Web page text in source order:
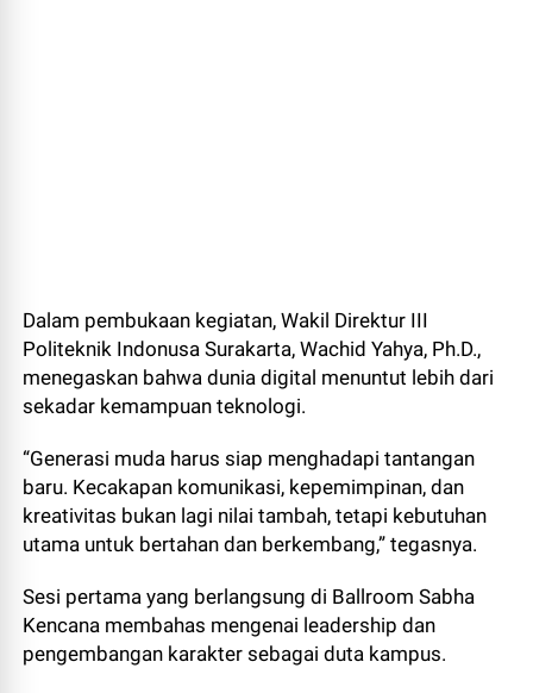
Dalam pembukaan kegiatan, Wakil Direktur III
Politeknik Indonusa Surakarta, Wachid Yahya, Ph.D.,
menegaskan bahwa dunia digital menuntut lebih dari
sekadar kemampuan teknologi.
“Generasi muda harus siap menghadapi tantangan
baru. Kecakapan komunikasi, kepemimpinan, dan
kreativitas bukan lagi nilai tambah, tetapi kebutuhan
utama untuk bertahan dan berkembang,” tegasnya.
Sesi pertama yang berlangsung di Ballroom Sabha
Kencana membahas mengenai leadership dan
pengembangan karakter sebagai duta kampus.